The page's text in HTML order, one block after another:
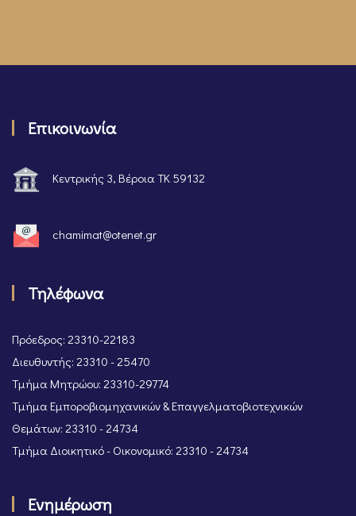
Επικοινωνία
Κεντρικής 3, Βέροια ΤΚ 59132
chamimat@otenet.gr
Τηλέφωνα
Πρόεδρος: 23310-22183
Διευθυντής: 23310 - 25470
Τμήμα Μητρώου: 23310-29774
Τμήμα Εμποροβιομηχανικών & Επαγγελματοβιοτεχνικών
Θεμάτων: 23310 - 24734
Τμήμα Διοικητικό - Οικονομικό: 23310 - 24734
Ενημέρωση